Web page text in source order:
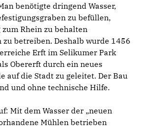
benötigte dringend Wasser,
zu befüllen,
Rhein zu behalten
betreiben. Deshalb wurde 1456
Erft im Selikumer Park
Obererft durch ein neues
auf die Stadt zu geleitet. Der Bau
und ohne technische Hilfe.
Mit dem Wasser der „neuen
Mühlen betrieben